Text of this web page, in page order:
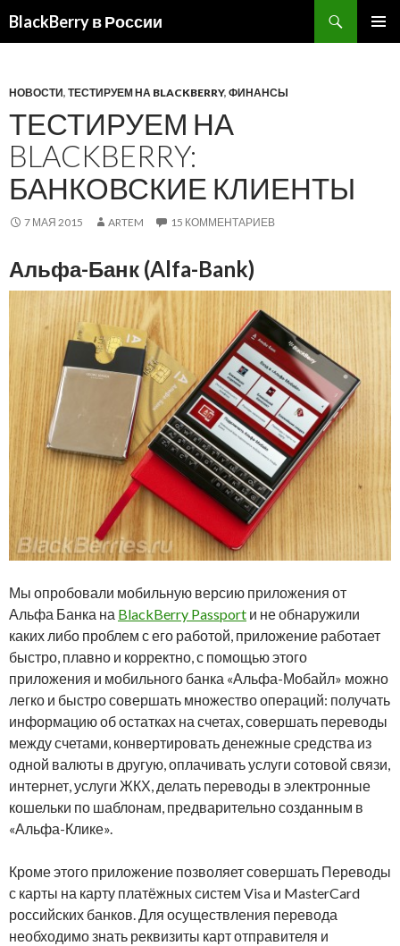
BlackBerry в России
НОВОСТИ, ТЕСТИРУЕМ НА BLACKBERRY, ФИНАНСЫ
ТЕСТИРУЕМ НА
BLACKBERRY:
БАНКОВСКИЕ КЛИЕНТЫ
7 МАЯ 2015 ARTEM 15 КОММЕНТАРИЕВ
Альфа-Банк (Alfa-Bank)
Мы опробовали мобильную версию приложения от
Альфа Банка на BlackBerry Passport и не обнаружили
каких либо проблем с его работой, приложение работает
быстро, плавно и корректно, с помощью этого
приложения и мобильного банка «Альфа-Мобайл» можно
легко и быстро совершать множество операций: получать
информацию об остатках на счетах, совершать переводы
между счетами, конвертировать денежные средства из
одной валюты в другую, оплачивать услуги сотовой связи,
интернет, услуги ЖКХ, делать переводы в электронные
кошельки по шаблонам, предварительно созданным в
«Альфа-Клике».
Кроме этого приложение позволяет совершать Переводы
с карты на карту платёжных систем Visa и MasterCard
российских банков. Для осуществления перевода
необходимо знать реквизиты карт отправителя и